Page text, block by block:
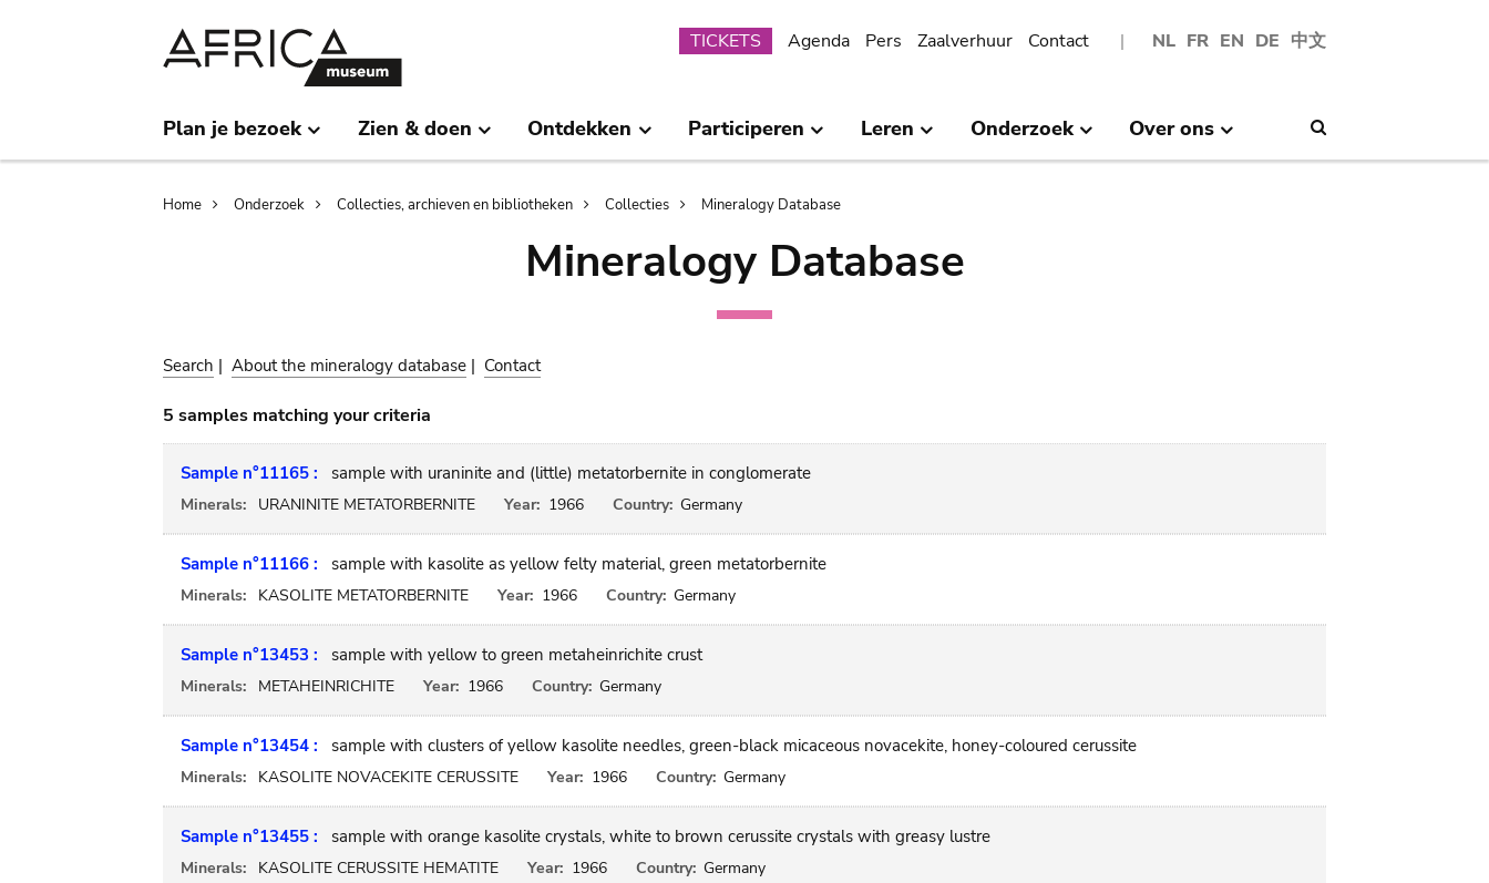
NL FR EN DE 中文
Submenu
TICKETS Agenda Pers Zaalverhuur Contact
Plan je bezoek Zien & doen Ontdekken Participeren Leren Onderzoek Over ons
Breadcrumb
Home Onderzoek Collecties, archieven en bibliotheken Collecties Mineralogy Database
Mineralogy Database
Search | About the mineralogy database | Contact
5 samples matching your criteria
Sample n°11165 : sample with uraninite and (little) metatorbernite in conglomerate
Minerals: URANINITE METATORBERNITE Year: 1966 Country: Germany
Sample n°11166 : sample with kasolite as yellow felty material, green metatorbernite
Minerals: KASOLITE METATORBERNITE Year: 1966 Country: Germany
Sample n°13453 : sample with yellow to green metaheinrichite crust
Minerals: METAHEINRICHITE Year: 1966 Country: Germany
Sample n°13454 : sample with clusters of yellow kasolite needles, green-black micaceous novacekite, honey-coloured cerussite
Minerals: KASOLITE NOVACEKITE CERUSSITE Year: 1966 Country: Germany
Sample n°13455 : sample with orange kasolite crystals, white to brown cerussite crystals with greasy lustre
Minerals: KASOLITE CERUSSITE HEMATITE Year: 1966 Country: Germany